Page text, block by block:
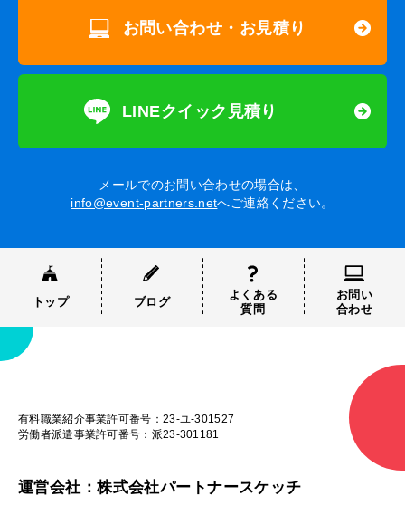
お問い合わせ・お見積り
LINEクイック見積り
メールでのお問い合わせの場合は、
info@event-partners.netへご連絡ください。
トップ ブログ
よくある
質問
お問い
合わせ
有料職業紹介事業許可番号：23-ユ-301527
労働者派遣事業許可番号：派23-301181
運営会社：株式会社パートナースケッチ